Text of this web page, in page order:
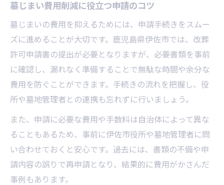
墓じまい費用削減に役立つ申請のコツ
墓じまいの費用を抑えるためには、申請手続きをスムー
ズに進めることが大切です。鹿児島県伊佐市では、改葬
許可申請書の提出が必要となりますが、必要書類を事前
に確認し、漏れなく準備することで無駄な時間や余分な
費用を防ぐことができます。手続きの流れを把握し、役
所や墓地管理者との連携も忘れずに行いましょう。
また、申請に必要な費用や手数料は自治体によって異な
ることもあるため、事前に伊佐市役所や墓地管理者に問
い合わせておくと安心です。過去には、書類の不備や申
請内容の誤りで再申請となり、結果的に費用がかさんだ
事例もあります。